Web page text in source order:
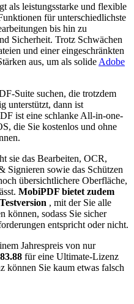
als leistungsstarke und flexible
für unterschiedlichste
bis hin zu
Sicherheit. Trotz Schwächen
und einer eingeschränkten
aus, um als solide Adobe
Suite suchen, die trotzdem
unterstützt, dann ist
ist eine schlanke All-in-one-
die Sie kostenlos und ohne
sie das Bearbeiten, OCR,
Signieren sowie das Schützen
übersichtlichere Oberfläche,
MobiPDF bietet zudem
, mit der Sie alle
können, sodass Sie sicher
entspricht oder nicht.
Jahrespreis von nur
für eine Ultimate-Lizenz
können Sie kaum etwas falsch